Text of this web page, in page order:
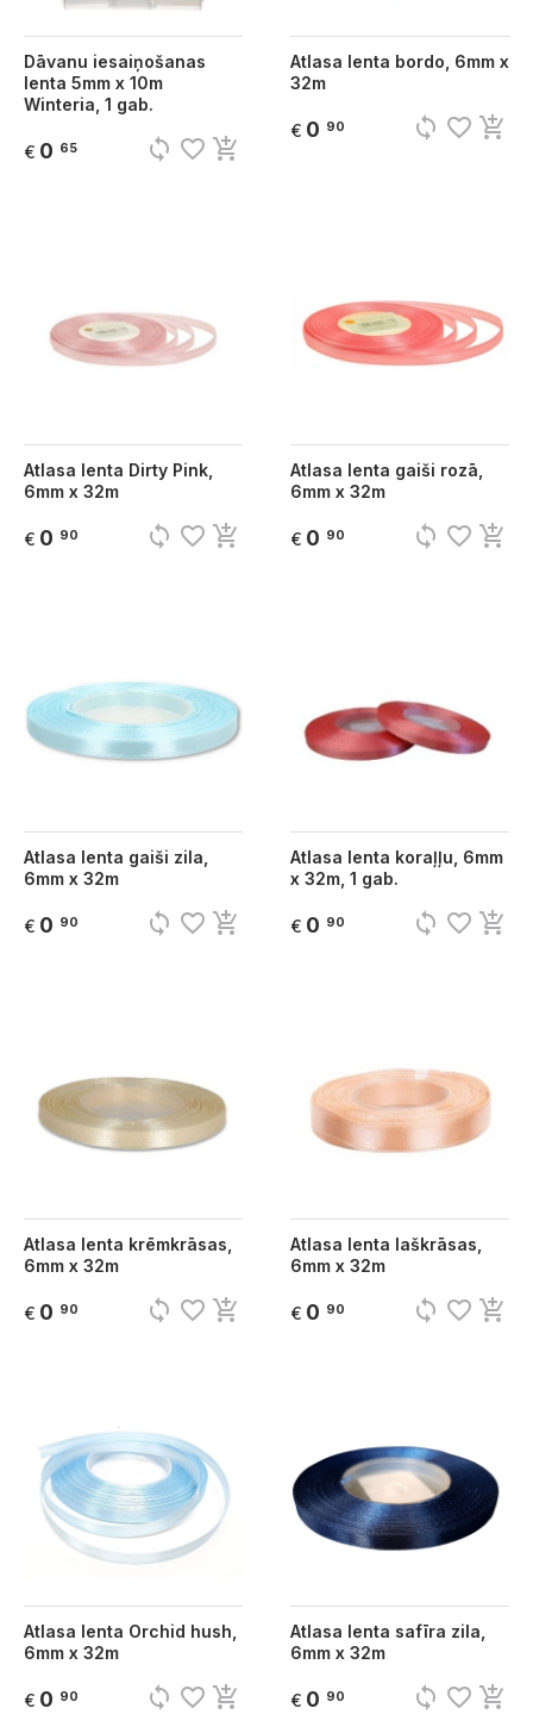
Dāvanu iesaiņošanas
lenta 5mm x 10m
Winteria, 1 gab.
€ 0 65 sync favorite_border add_shopping_cart
Atlasa lenta bordo, 6mm x
32m
€ 0 90 sync favorite_border add_shopping_cart
Atlasa lenta Dirty Pink,
6mm x 32m
€ 0 90 sync favorite_border add_shopping_cart
Atlasa lenta gaiši rozā,
6mm x 32m
€ 0 90 sync favorite_border add_shopping_cart
Atlasa lenta gaiši zila,
6mm x 32m
€ 0 90 sync favorite_border add_shopping_cart
Atlasa lenta koraļļu, 6mm
x 32m, 1 gab.
€ 0 90 sync favorite_border add_shopping_cart
Atlasa lenta krēmkrāsas,
6mm x 32m
€ 0 90 sync favorite_border add_shopping_cart
Atlasa lenta laškrāsas,
6mm x 32m
€ 0 90 sync favorite_border add_shopping_cart
Atlasa lenta Orchid hush,
6mm x 32m
€ 0 90 sync favorite_border add_shopping_cart
Atlasa lenta safīra zila,
6mm x 32m
€ 0 90 sync favorite_border add_shopping_cart